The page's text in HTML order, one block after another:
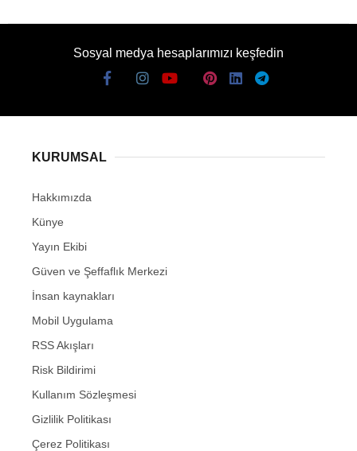
Sosyal medya hesaplarımızı keşfedin
KURUMSAL
Hakkımızda
Künye
Yayın Ekibi
Güven ve Şeffaflık Merkezi
İnsan kaynakları
Mobil Uygulama
RSS Akışları
Risk Bildirimi
Kullanım Sözleşmesi
Gizlilik Politikası
Çerez Politikası